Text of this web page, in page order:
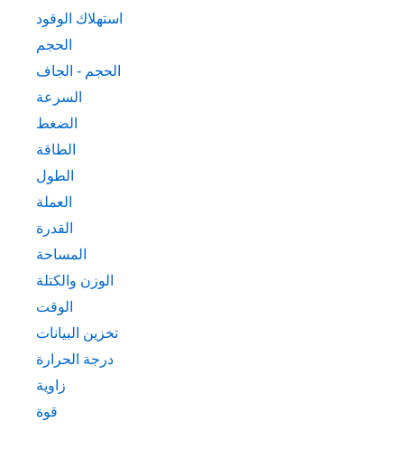
استهلاك الوقود
الحجم
الحجم - الجاف
السرعة
الضغط
الطاقة
الطول
العملة
القدرة
المساحة
الوزن والكتلة
الوقت
تخزين البيانات
درجة الحرارة
زاوية
قوة